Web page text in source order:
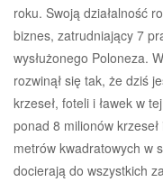
roku. Swoją działalność
biznes, zatrudniający 7
wysłużonego Poloneza.
rozwinął się tak, że dziś
krzeseł, foteli i ławek w
ponad 8 milionów
metrów kwadratowych w
docierają do wszystkich